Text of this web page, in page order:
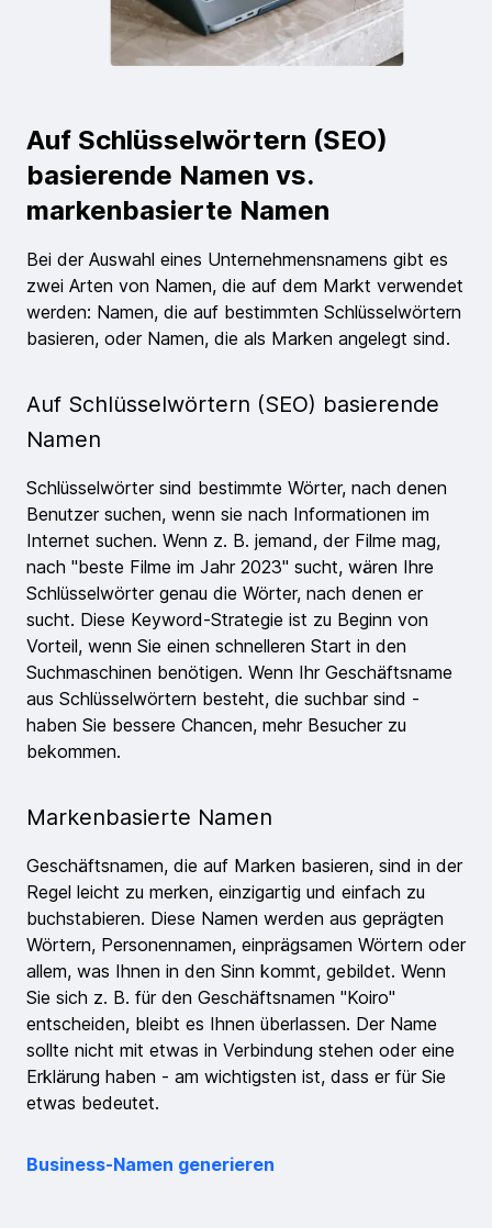
Auf Schlüsselwörtern (SEO)
basierende Namen vs.
markenbasierte Namen
Bei der Auswahl eines Unternehmensnamens gibt es
zwei Arten von Namen, die auf dem Markt verwendet
werden: Namen, die auf bestimmten Schlüsselwörtern
basieren, oder Namen, die als Marken angelegt sind.
Auf Schlüsselwörtern (SEO) basierende
Namen
Schlüsselwörter sind bestimmte Wörter, nach denen
Benutzer suchen, wenn sie nach Informationen im
Internet suchen. Wenn z. B. jemand, der Filme mag,
nach "beste Filme im Jahr 2023" sucht, wären Ihre
Schlüsselwörter genau die Wörter, nach denen er
sucht. Diese Keyword-Strategie ist zu Beginn von
Vorteil, wenn Sie einen schnelleren Start in den
Suchmaschinen benötigen. Wenn Ihr Geschäftsname
aus Schlüsselwörtern besteht, die suchbar sind -
haben Sie bessere Chancen, mehr Besucher zu
bekommen.
Markenbasierte Namen
Geschäftsnamen, die auf Marken basieren, sind in der
Regel leicht zu merken, einzigartig und einfach zu
buchstabieren. Diese Namen werden aus geprägten
Wörtern, Personennamen, einprägsamen Wörtern oder
allem, was Ihnen in den Sinn kommt, gebildet. Wenn
Sie sich z. B. für den Geschäftsnamen "Koiro"
entscheiden, bleibt es Ihnen überlassen. Der Name
sollte nicht mit etwas in Verbindung stehen oder eine
Erklärung haben - am wichtigsten ist, dass er für Sie
etwas bedeutet.
Business-Namen generieren